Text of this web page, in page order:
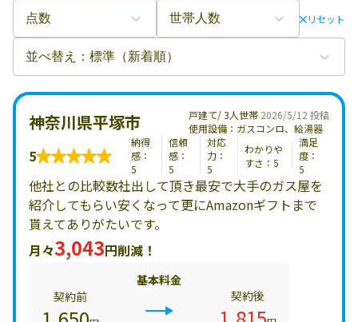
リセット
2026/5/12 投稿
神奈川県平塚市
戸建て/ 3人世帯
使用設備：ガスコンロ、給湯器
5
納得
感：
5
信頼
感：
5
対応
力：
5
わかりや
すさ：5
満足
度：
5
他社との比較数社出して頂き最安で大手のガス屋を
紹介してもらい安くなって更にAmazonギフトまで
貰えてありがたいです。
月々3,043円削減！
基本料金
契約前
契約後